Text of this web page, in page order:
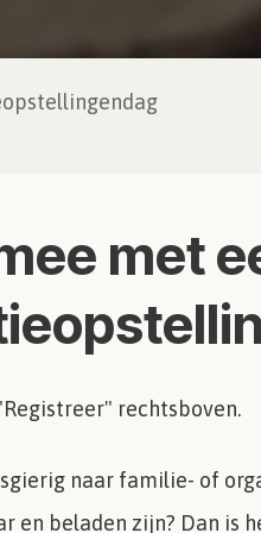
met
rechtsboven.
naar familie- of
en beladen zijn? Dan is